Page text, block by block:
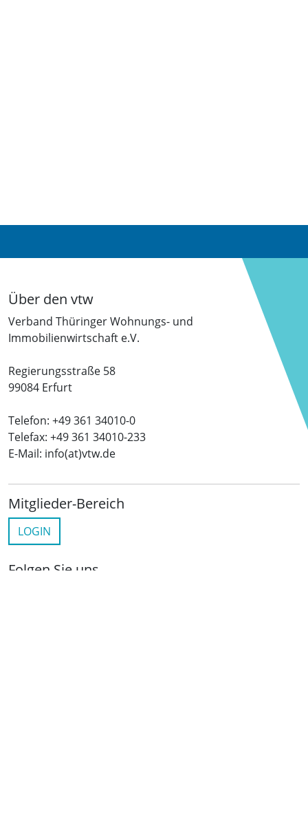
Über den vtw
Verband Thüringer Wohnungs- und
Immobilienwirtschaft e.V.
Regierungsstraße 58
99084 Erfurt
Telefon: +49 361 34010-0
Telefax: +49 361 34010-233
E-Mail: info(at)vtw.de
Mitglieder-Bereich
LOGIN
Folgen Sie uns